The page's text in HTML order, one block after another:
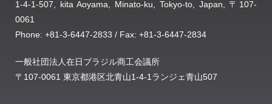
1-4-1-507, kita Aoyama, Minato-ku, Tokyo-to, Japan, 〒107-
0061
Phone: +81-3-6447-2833 / Fax: +81-3-6447-2834
一般社団法人在日ブラジル商工会議所
〒107-0061 東京都港区北青山1-4-1ランジェ青山507